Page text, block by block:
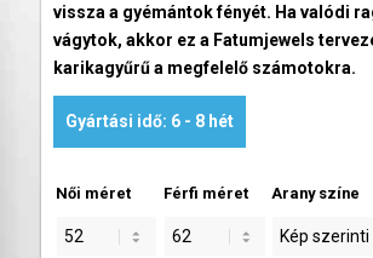
vissza a gyémántok fényét. Ha valódi
vágytok, akkor ez a Fatumjewels
karikagyűrű a megfelelő számotokra.
Gyártási idő: 6 - 8 hét
Női méret Férfi méret Arany színe